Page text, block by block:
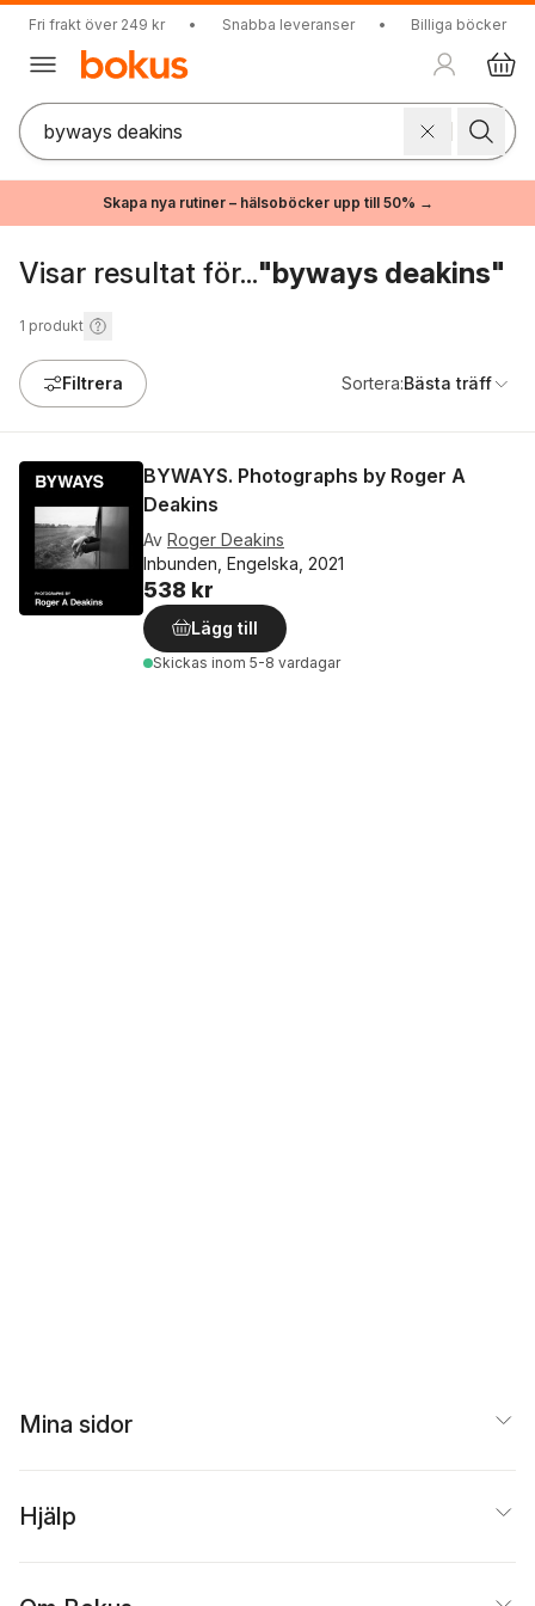
Fri frakt över 249 kr • Snabba leveranser • Billiga böcker
Skapa nya rutiner – hälsoböcker upp till 50% →
Visar resultat för..."byways deakins"
1 produkt
Filtrera Sortera:Bästa träff
BYWAYS. Photographs by Roger A
Deakins
Av Roger Deakins
Inbunden, Engelska, 2021
538 kr
Lägg till
Skickas inom 5-8 vardagar
Mina sidor
Hjälp